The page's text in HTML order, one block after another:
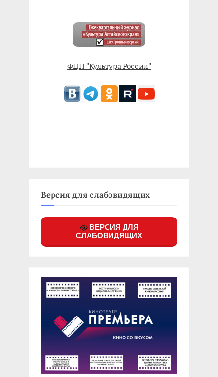
ФЦП "Культура России"
Версия для слабовидящих
ВЕРСИЯ ДЛЯ
СЛАБОВИДЯЩИХ